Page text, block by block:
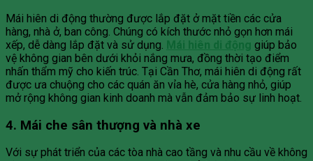
Mái hiên di động thường được lắp đặt ở mặt tiền các cửa
hàng, nhà ở, ban công. Chúng có kích thước nhỏ gọn hơn mái
xếp, dễ dàng lắp đặt và sử dụng. Mái hiên di động giúp bảo
vệ không gian bên dưới khỏi nắng mưa, đồng thời tạo điểm
nhấn thẩm mỹ cho kiến trúc. Tại Cần Thơ, mái hiên di động rất
được ưa chuộng cho các quán ăn vỉa hè, cửa hàng nhỏ, giúp
mở rộng không gian kinh doanh mà vẫn đảm bảo sự linh hoạt.
4. Mái che sân thượng và nhà xe
Với sự phát triển của các tòa nhà cao tầng và nhu cầu về không